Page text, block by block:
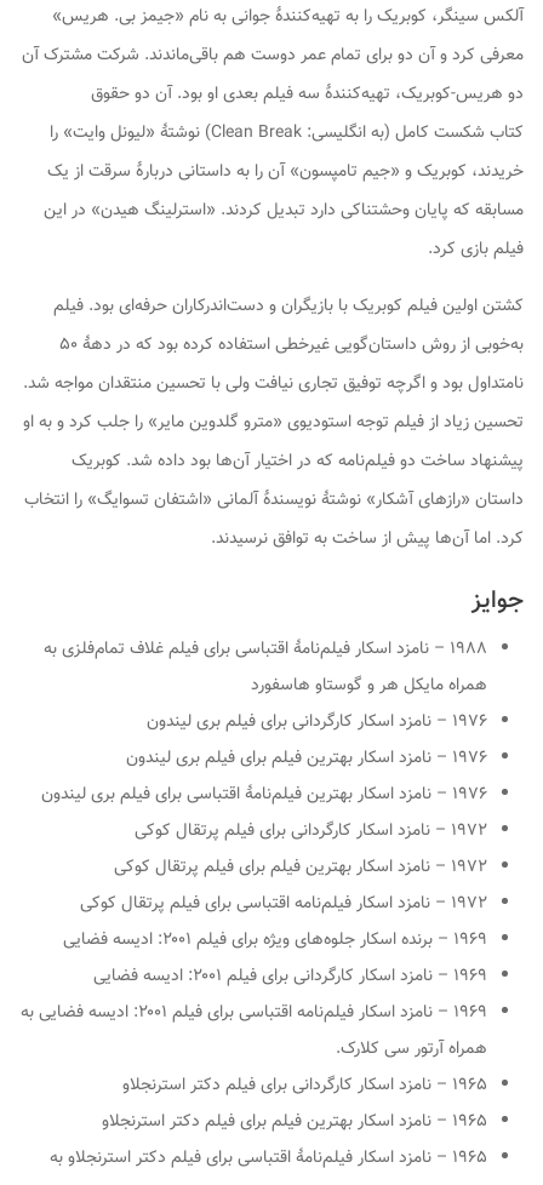
آلکس سینگر، کوبریک را به تهیه‌کنندهٔ جوانی به نام «جیمز بی. هریس»
معرفی کرد و آن دو برای تمام عمر دوست هم باقی‌ماندند. شرکت مشترک آن
دو هریس-کوبریک، تهیه‌کنندهٔ سه فیلم بعدی او بود. آن دو حقوق
کتاب شکست کامل (به انگلیسی: Clean Break) نوشتهٔ «لیونل وایت» را
خریدند، کوبریک و «جیم تامپسون» آن را به داستانی دربارهٔ سرقت از یک
مسابقه که پایان وحشتناکی دارد تبدیل کردند. «استرلینگ هیدن» در این
فیلم بازی کرد.
کشتناولین فیلم کوبریک با بازیگران و دست‌اندرکاران حرفه‌ای بود. فیلم
به‌خوبی از روش داستان‌گویی غیرخطی استفاده کرده بود که در دههٔ ۵۰
نامتداول بود و اگرچه توفیق تجاری نیافت ولی با تحسین منتقدان مواجه شد.
تحسین زیاد از فیلم توجه استودیوی «مترو گلدوین مایر» را جلب کرد و به او
پیشنهاد ساخت دو فیلم‌نامه که در اختیار آن‌ها بود داده شد. کوبریک
داستان «رازهای آشکار» نوشتهٔ نویسندهٔ آلمانی «اشتفان تسوایگ» را انتخاب
کرد. اما آن‌ها پیش از ساخت به توافق نرسیدند.
جوایز
۱۹۸۸ – نامزد اسکار فیلم‌نامهٔ اقتباسی برای فیلم غلاف تمام‌فلزیبه
همراه مایکل هر و گوستاو هاسفورد
۱۹۷۶ – نامزد اسکار کارگردانی برای فیلم
بری لیندون
۱۹۷۶ – نامزد اسکار بهترین فیلم برای فیلم
بری لیندون
۱۹۷۶ – نامزد اسکار بهترین فیلم‌نامهٔ اقتباسی برای فیلم
بری لیندون
۱۹۷۲ – نامزد اسکار کارگردانی برای فیلم
پرتقال کوکی
۱۹۷۲ – نامزد اسکار بهترین فیلم برای فیلم
پرتقال کوکی
۱۹۷۲ – نامزد اسکار فیلم‌نامه اقتباسی برای فیلم
پرتقال کوکی
۱۹۶۹ – برنده اسکار جلوه‌های ویژه برای فیلم
۲۰۰۱: ادیسه فضایی
۱۹۶۹ – نامزد اسکار کارگردانی برای فیلم
۲۰۰۱: ادیسه فضایی
۱۹۶۹ – نامزد اسکار فیلم‌نامه اقتباسی برای فیلم
۲۰۰۱: ادیسه فضایی
به
همراه آرتور سی کلارک.
۱۹۶۵ – نامزد اسکار کارگردانی برای فیلم
دکتر استرنجلاو
۱۹۶۵ – نامزد اسکار بهترین فیلم برای فیلم
دکتر استرنجلاو
۱۹۶۵ – نامزد اسکار فیلم‌نامهٔ اقتباسی برای فیلم
دکتر استرنجلاوبه